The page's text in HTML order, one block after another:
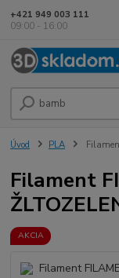
+421 949 003 111
09:00 - 16:00
Úvod PLA
Filament
AKCIA